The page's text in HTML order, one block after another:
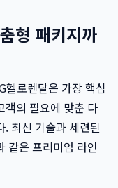
형 패키지까
헬로렌탈은 가장 핵심
객의 필요에 맞춘 다
최신 기술과 세련된
같은 프리미엄 라인